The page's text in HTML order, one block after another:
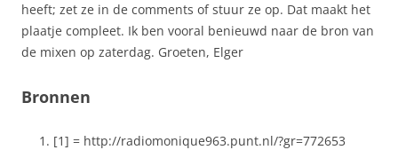
heeft; zet ze in de comments of stuur ze op. Dat maakt het
plaatje compleet. Ik ben vooral benieuwd naar de bron van
de mixen op zaterdag. Groeten, Elger
Bronnen
[1] = http://radiomonique963.punt.nl/?gr=772653